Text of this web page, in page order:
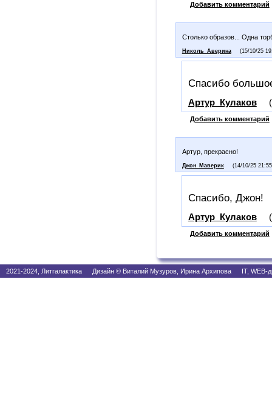
Добавить комментарий
Столько образов... Одна
Николь_Аверина (15/10/25
Спасибо
Артур_Кулаков
Добавить комментарий
Артур, прекрасно!
Джон_Маверик (14/10/25
Спасибо, Джон!
Артур_Кулаков
Добавить комментарий
2021-2024, Литгалактика Дизайн © Виталий Музуров, Ирина Архипова IT, WEB-